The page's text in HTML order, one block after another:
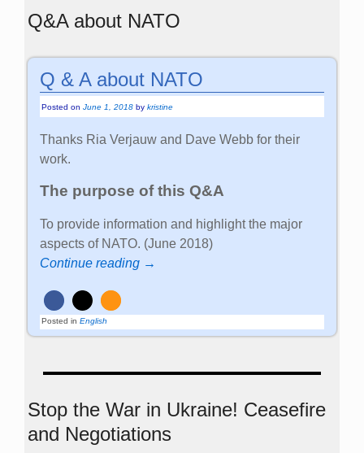
Q&A about NATO
Q & A about NATO
Posted onJune 1, 2018 bykristine
Thanks Ria Verjauw and Dave Webb for their
work.
The purpose of this Q&A
To provide information and highlight the major
aspects of NATO. (June 2018)
Continue reading →
Posted in English
Stop the War in Ukraine! Ceasefire
and Negotiations